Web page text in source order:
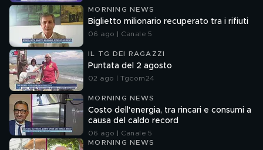
MORNING NEWS
Biglietto milionario recuperato tra i rifiuti
06 ago | Canale 5
IL TG DEI RAGAZZI
Puntata del 2 agosto
02 ago | Tgcom24
MORNING NEWS
Costo dell'energia, tra rincari e consumi a
causa del caldo record
06 ago | Canale 5
MORNING NEWS